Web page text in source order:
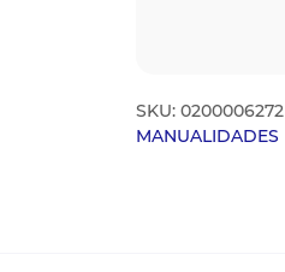
SKU: 0200006272
MANUALIDADES